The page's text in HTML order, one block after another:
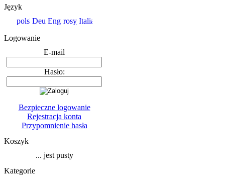
Język
Logowanie
E-mail
Hasło:
Bezpieczne logowanie
Rejestracja konta
Przypomnienie hasła
Koszyk
... jest pusty
Kategorie